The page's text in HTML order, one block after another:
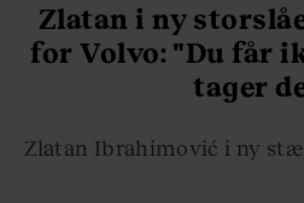
Zlatan i ny
for Volvo: "Du får
tager
Zlatan Ibrahimović i ny